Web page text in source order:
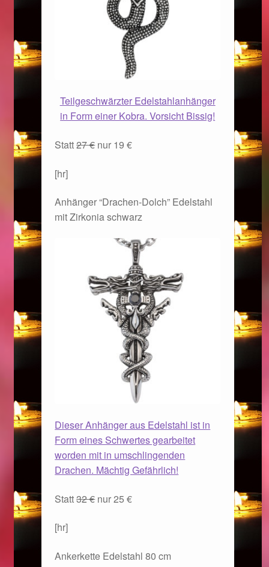
Impressum
Karneval 2015 – Schmuck zu Fasching & Co.
Karneval 2019 – Schmuck zu Fasching & Co.
Karneval 2020 – Schmuck zu Fasching & Co.
Liefer- und Versandkosten
Magisches und Festliches zu Halloween
Magisches und Festliches zu Halloween
Magisches und Festliches zu Halloween 2021
Magisches und Festliches zu Halloween 2022
Mein Konto
Logout
Ostergeschenke finden für Ostern 2015
Ostergeschenke finden für Ostern 2016
Ostergeschenke finden für Ostern 2017
Ostergeschenke finden für Ostern 2018
Ostergeschenke finden für Ostern 2019
Teilgeschwärzter Edelstahlanhänger
in Form einer Kobra. Vorsicht Bissig!
Statt27 €nur 19 €
[hr]
Anhänger “Drachen-Dolch” Edelstahl
mit Zirkonia schwarz
Dieser Anhänger aus Edelstahl ist in
Form eines Schwertes gearbeitet
worden mit in umschlingenden
Drachen. Mächtig Gefährlich!
Statt32 €nur 25 €
[hr]
Ankerkette Edelstahl 80 cm